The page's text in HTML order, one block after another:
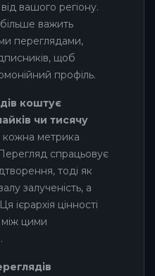
вашого регіону.
важить
переглядами,
щоб
профіль.
коштує
чи тисячу
метрика
спрацьовує
тоді як
залученість, а
ієрархія цінності
між цими